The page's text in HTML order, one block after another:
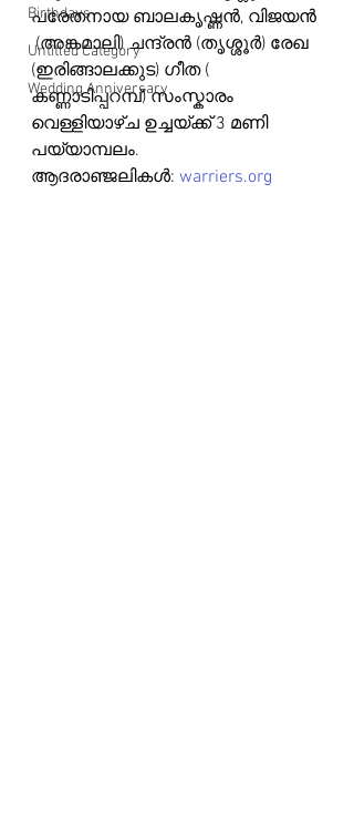
Birthdays
Untitled Category
Wedding Anniversary
പരേതനായ ബാലകൃഷ്ണൻ, വിജയൻ
(അങ്കമാലി) ചന്ദ്രൻ (തൃശ്ശൂർ) രേഖ
(ഇരിങ്ങാലക്കുട) ഗീത (
കണ്ണാടിപ്പറമ്പ്) സംസ്കാരം
വെള്ളിയാഴ്ച ഉച്ചയ്ക്ക് 3 മണി
പയ്യാമ്പലം.
ആദരാഞ്ജലികൾ: warriers.org